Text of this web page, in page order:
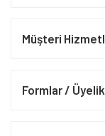
Müşteri
Formlar / Üyelik